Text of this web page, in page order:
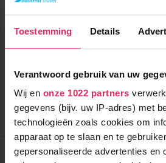
Toestemming Details
Verantwoord gebruik van uw
Wij en onze 1022 partners
gegevens (bijv. uw IP-adres) met
technologieën zoals cookies om
apparaat op te slaan en te
gepersonaliseerde advertenties en
Fieberbrunn!
vanaf
567
( januari )
1200m tot
Bekijk deze
Tot 6 weken voor vertrek
Oostenrijk Fieberbrunn